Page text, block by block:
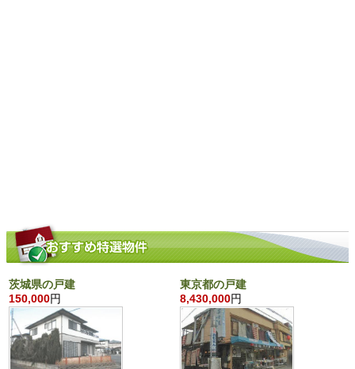
茨城県の戸建
150,000円
東京都の戸建
8,430,000円